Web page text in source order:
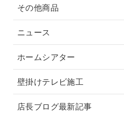
その他商品
ニュース
ホームシアター
壁掛けテレビ施工
店長ブログ最新記事